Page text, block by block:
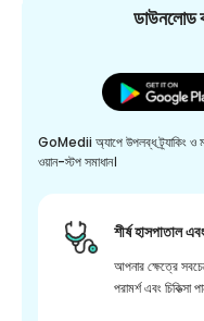
GoMedii অ্যাপে উপলব্ধ ট্র্যাকিং ও
ওয়ান-স্টপ সমাধান।
শীর্ষ হাসপাতাল
আপনার ক্ষেত্রে
পরামর্শ এবং চিকিত্সা